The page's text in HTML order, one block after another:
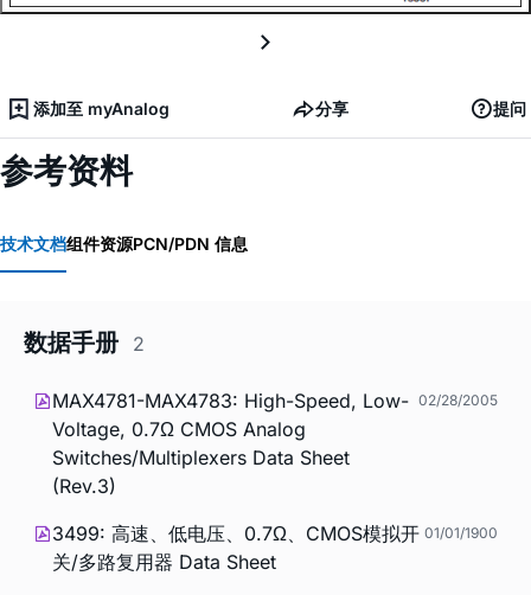
添加至 myAnalog 分享 提问
参考资料
技术文档组件资源PCN/PDN 信息
数据手册 2
MAX4781-MAX4783: High-Speed, Low-
Voltage, 0.7Ω CMOS Analog
Switches/Multiplexers Data Sheet
(Rev.3)
02/28/2005
3499: 高速、低电压、0.7Ω、CMOS模拟开
关/多路复用器 Data Sheet
01/01/1900